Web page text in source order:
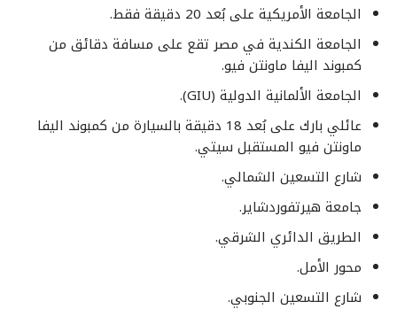
الجامعة الأمريكية على بُعد 20 دقيقة فقط.
الجامعة الكندية في مصر تقع على مسافة دقائق من
كمبوند اليفا ماونتن فيو.
الجامعة الألمانية الدولية (GIU).
عائلي بارك على بُعد 18 دقيقة بالسيارة من كمبوند اليفا
ماونتن فيو المستقبل سيتي.
شارع التسعين الشمالي.
جامعة هيرتفوردشاير.
الطريق الدائري الشرقي.
محور الأمل.
شارع التسعين الجنوبي.